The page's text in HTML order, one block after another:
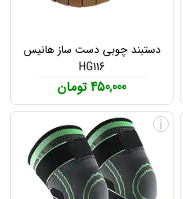
دستبند چوبی دست ساز هانیس
HG116
450,000 تومان
i